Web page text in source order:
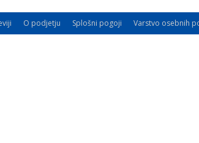
O podjetju Splošni pogoji Varstvo osebnih